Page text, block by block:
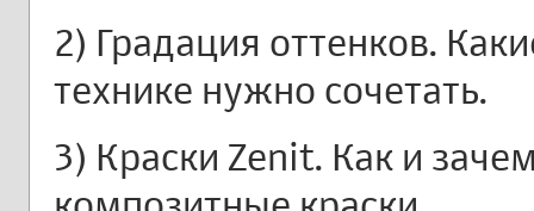
2) Градация оттенков.
технике нужно сочетать.
3) Краски Zenit. Как и